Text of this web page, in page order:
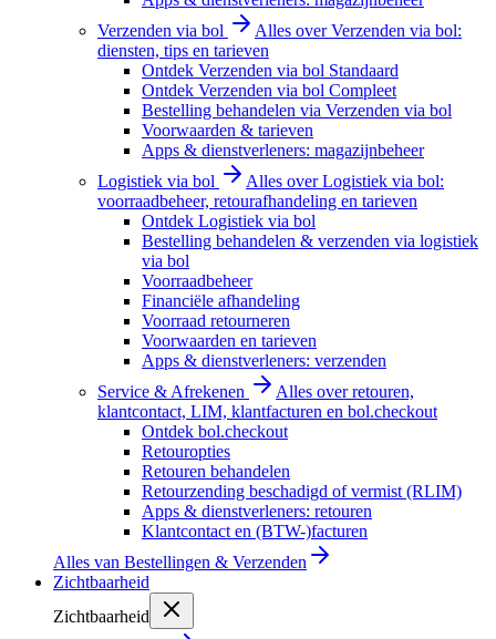
Verzenden via bol
Alles over Verzenden via bol:
diensten, tips en tarieven
Ontdek Verzenden via bol Standaard
Ontdek Verzenden via bol Compleet
Bestelling behandelen via Verzenden via bol
Voorwaarden & tarieven
Apps & dienstverleners: magazijnbeheer
Logistiek via bol
Alles over Logistiek via bol:
voorraadbeheer, retourafhandeling en tarieven
Ontdek Logistiek via bol
Bestelling behandelen & verzenden via logistiek
via bol
Voorraadbeheer
Financiële afhandeling
Voorraad retourneren
Voorwaarden en tarieven
Apps & dienstverleners: verzenden
Service & Afrekenen
Alles over retouren,
klantcontact, LIM, klantfacturen en bol.checkout
Ontdek bol.checkout
Retouropties
Retouren behandelen
Retourzending beschadigd of vermist (RLIM)
Apps & dienstverleners: retouren
Klantcontact en (BTW-)facturen
Alles van Bestellingen & Verzenden
Zichtbaarheid
Zichtbaarheid